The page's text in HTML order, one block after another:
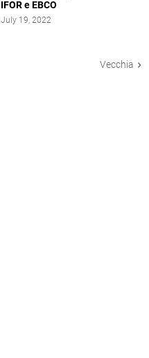
IFOR e EBCO
July 19, 2022
Vecchia